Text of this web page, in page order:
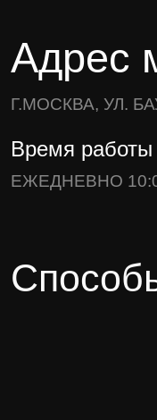
Адрес
Г.МОСКВА, УЛ.
Время работы
ЕЖЕДНЕВНО